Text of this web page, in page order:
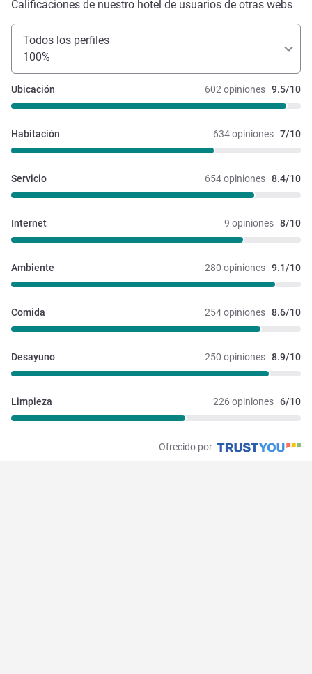
Calificaciones de nuestro hotel de usuarios de otras webs
Todos los perfiles
100%
602 opiniones 9.5/10
Ubicación
634 opiniones 7/10
Habitación
654 opiniones 8.4/10
Servicio
9 opiniones 8/10
Internet
280 opiniones 9.1/10
Ambiente
254 opiniones 8.6/10
Comida
250 opiniones 8.9/10
Desayuno
226 opiniones 6/10
Limpieza
Ofrecido por